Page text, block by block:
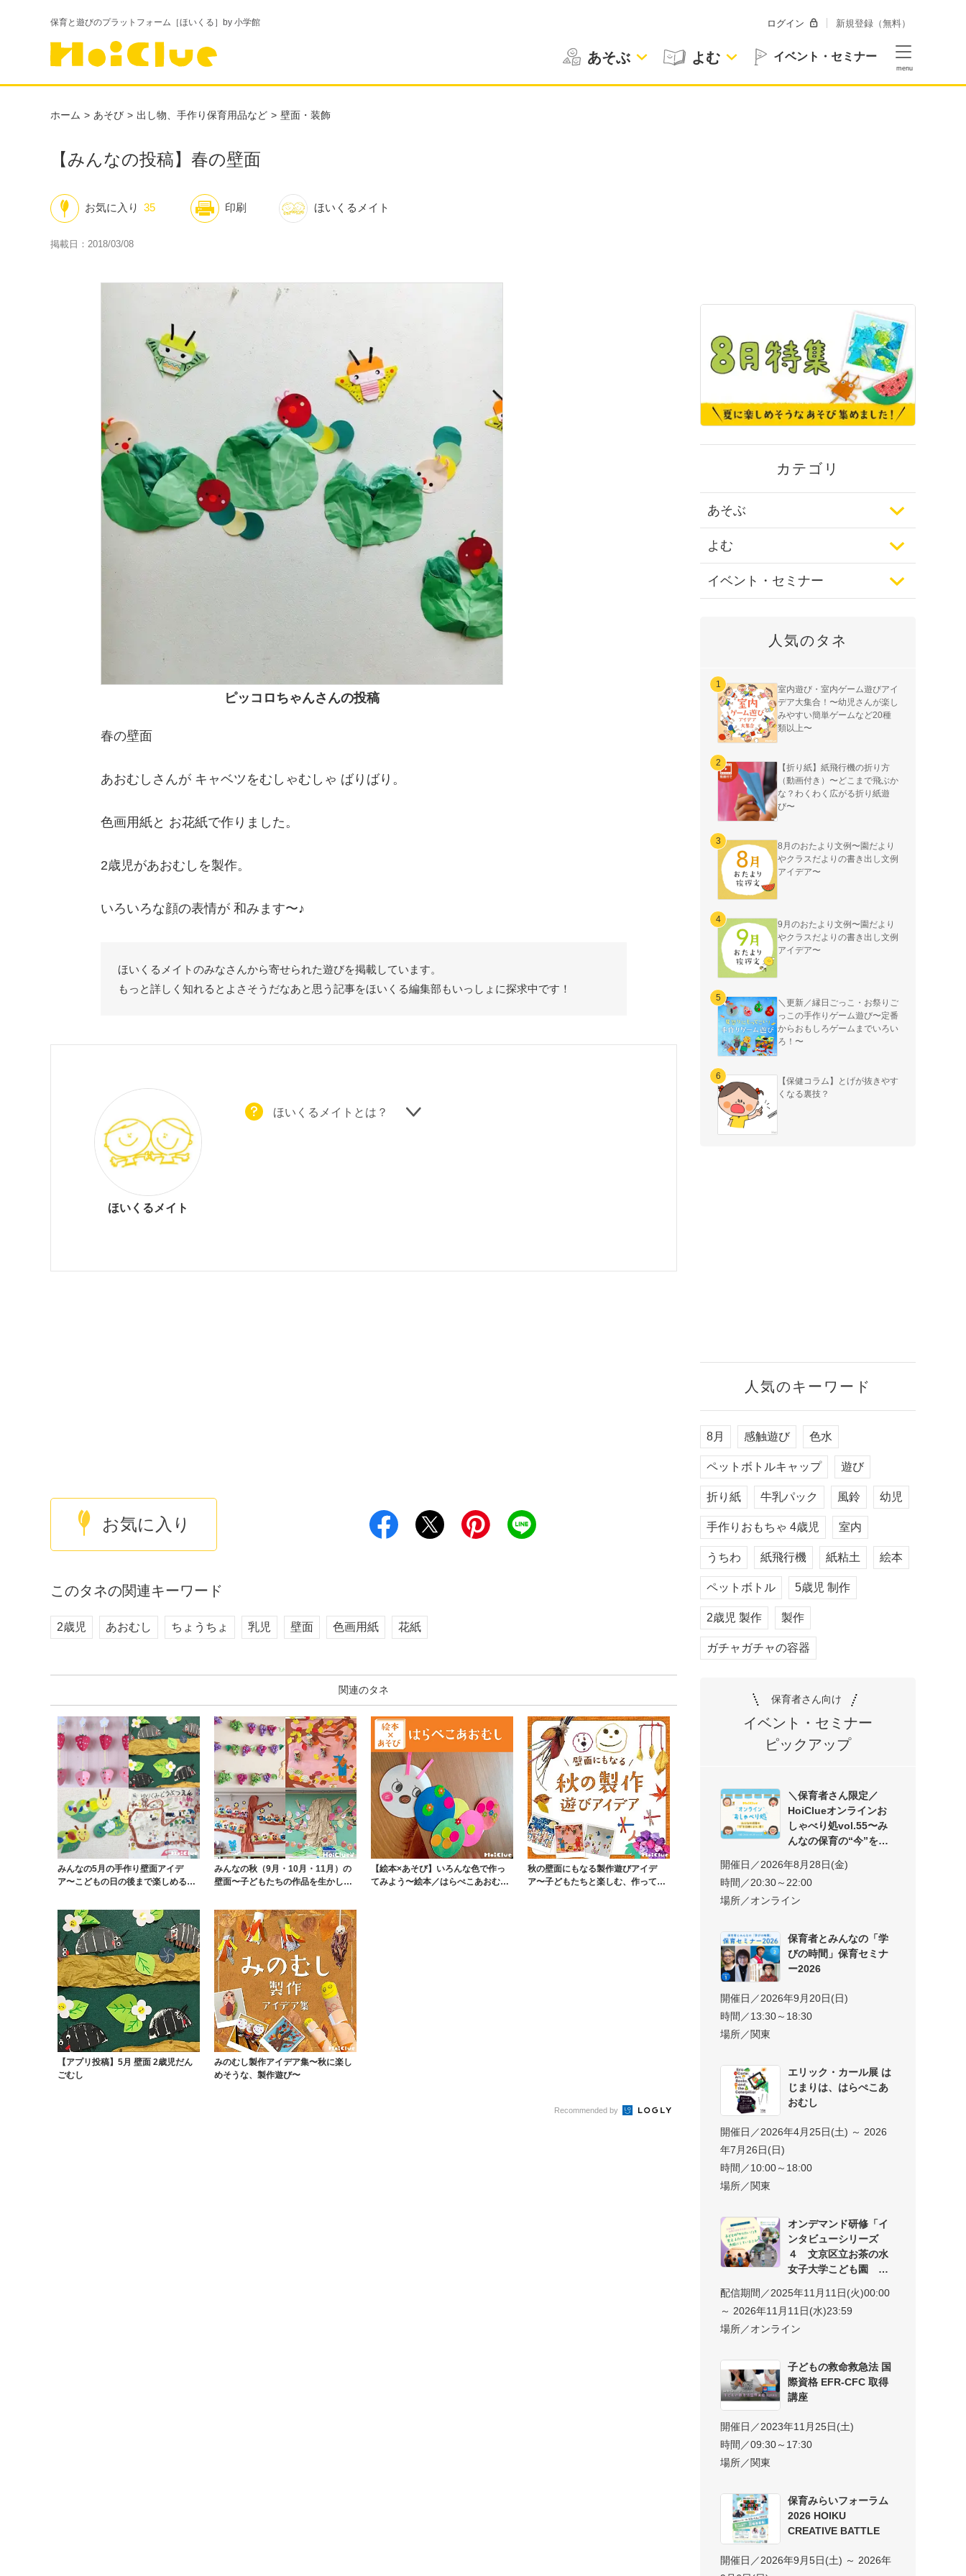
保育と遊びのプラットフォーム［ほいくる］by 小学館
あそぶ よむ イベント・セミナー
ログイン 新規登録（無料）
ホーム あそび 出し物、手作り保育用品など 壁面・装飾
【みんなの投稿】春の壁面
ほいくるメイト
お気に入り 35 印刷
掲載日：2018/03/08
ピッコロちゃんさんの投稿
春の壁面
あおむしさんが キャベツをむしゃむしゃ ばりばり。
色画用紙と お花紙で作りました。
2歳児があおむしを製作。
いろいろな顔の表情が 和みます〜♪
ほいくるメイトのみなさんから寄せられた遊びを掲載しています。
もっと詳しく知れるとよさそうだなあと思う記事をほいくる編集部もいっしょに探求中です！
ほいくるメイト
ほいくるメイトとは？
お気に入り
このタネの関連キーワード
2歳児 あおむし ちょうちょ 乳児 壁面 色画用紙 花紙
関連のタネ
みんなの5月の手作り壁面アイデ
ア〜こどもの日の後まで楽しめる、
みんなの秋（9月・10月・11月）の
壁面〜子どもたちの作品を生かした
【絵本×あそび】いろんな色で作っ
てみよう〜絵本／はらぺこあおむ
秋の壁面にもなる製作遊びアイデ
ア〜子どもたちと楽しむ、作って楽
【アプリ投稿】5月 壁面 2歳児だん
ごむし
みのむし製作アイデア集〜秋に楽し
めそうな、製作遊び〜
Recommended by
カテゴリ
あそぶ
よむ
イベント・セミナー
人気のタネ
室内遊び・室内ゲーム遊びアイ
デア大集合！〜幼児さんが楽し
みやすい簡単ゲームなど20種
類以上〜
【折り紙】紙飛行機の折り方
（動画付き）〜どこまで飛ぶか
な？わくわく広がる折り紙遊
び〜
8月のおたより文例〜園だより
やクラスだよりの書き出し文例
アイデア〜
9月のおたより文例〜園だより
やクラスだよりの書き出し文例
アイデア〜
＼更新／縁日ごっこ・お祭りご
っこの手作りゲーム遊び〜定番
からおもしろゲームまでいろい
ろ！〜
【保健コラム】とげが抜きやす
くなる裏技？
人気のキーワード
8月 感触遊び 色水
ペットボトルキャップ 遊び
折り紙 牛乳パック 風鈴 幼児
手作りおもちゃ 4歳児 室内
うちわ 紙飛行機 紙粘土 絵本
ペットボトル 5歳児 制作
2歳児 製作 製作
ガチャガチャの容器
保育者さん向け
イベント・セミナー
ピックアップ
＼保育者さん限定／
HoiClueオンラインお
しゃべり処vol.55〜み
んなの保育の“今”を交
開催日／2026年8月28日(金)
時間／20:30～22:00
場所／オンライン
保育者とみんなの「学
びの時間」保育セミナ
ー2026
開催日／2026年9月20日(日)
時間／13:30～18:30
場所／関東
エリック・カール展 は
じまりは、はらぺこあ
おむし
開催日／2026年4月25日(土) ～ 2026
年7月26日(日)
時間／10:00～18:00
場所／関東
オンデマンド研修「イ
ンタビューシリーズ
４ 文京区立お茶の水
女子大学こども園 子
配信期間／2025年11月11日(火)00:00
～ 2026年11月11日(水)23:59
場所／オンライン
子どもの救命救急法 国
際資格 EFR-CFC 取得
講座
開催日／2023年11月25日(土)
時間／09:30～17:30
場所／関東
保育みらいフォーラム
2026 HOIKU
CREATIVE BATTLE
開催日／2026年9月5日(土) ～ 2026年